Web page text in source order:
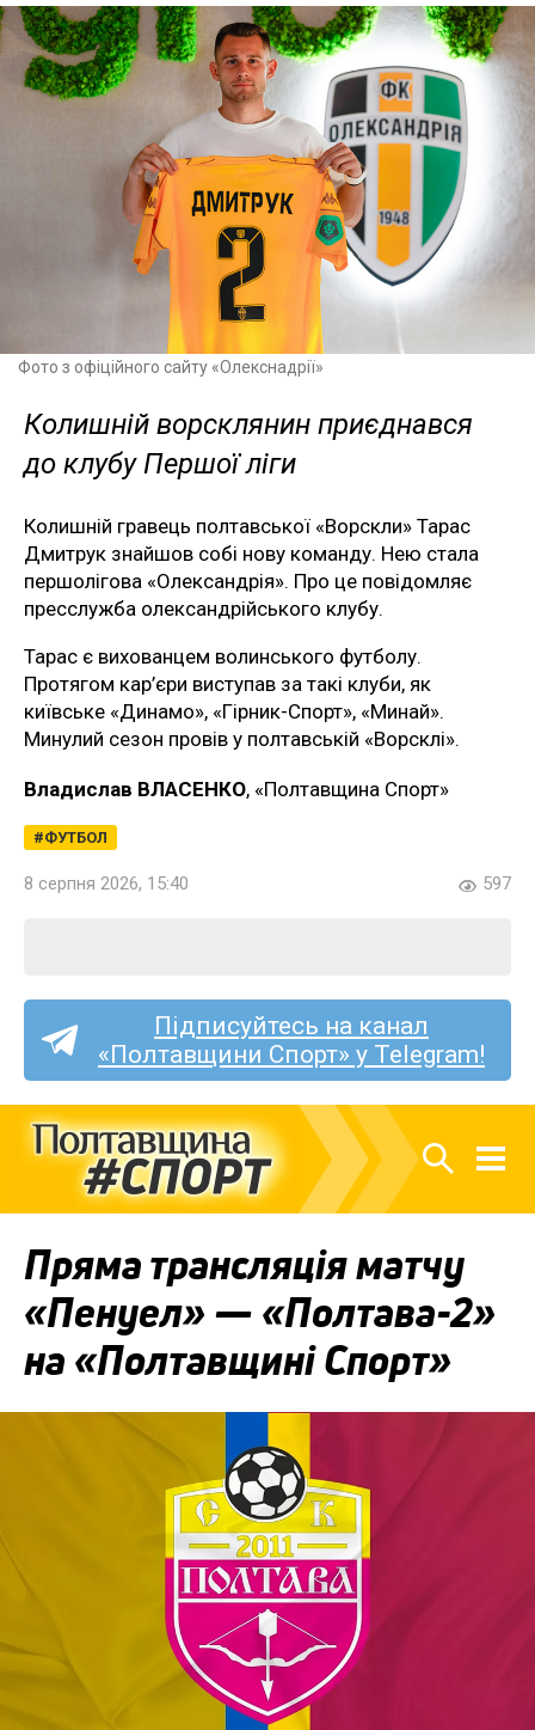
Фото з офіційного сайту «Олекснадрії»
Колишній ворсклянин приєднався
до клубу Першої ліги
Колишній гравець полтавської «Ворскли» Тарас
Дмитрук знайшов собі нову команду. Нею стала
першолігова «Олександрія». Про це повідомляє
пресслужба олександрійського клубу.
Тарас є вихованцем волинського футболу.
Протягом кар’єри виступав за такі клуби, як
київське «Динамо», «Гірник-Спорт», «Минай».
Минулий сезон провів у полтавській «Ворсклі».
Владислав ВЛАСЕНКО, «Полтавщина Спорт»
ФУТБОЛ
8 серпня 2026, 15:40 597
Підписуйтесь на канал
«Полтавщини Спорт» у Telegram!
Пряма трансляція матчу
«Пенуел» — «Полтава-2»
на «Полтавщині Спорт»